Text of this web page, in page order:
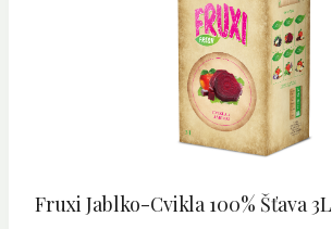
Fruxi Jablko-Cvikla 100% Šťava 3L